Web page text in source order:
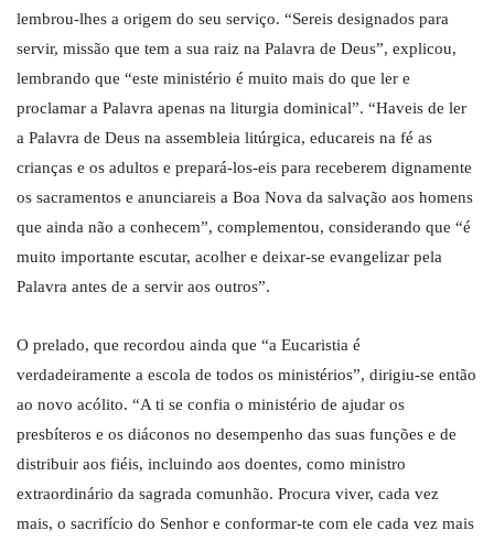
lembrou-lhes a origem do seu serviço. “Sereis designados para
servir, missão que tem a sua raiz na Palavra de Deus”, explicou,
lembrando que “este ministério é muito mais do que ler e
proclamar a Palavra apenas na liturgia dominical”. “Haveis de ler
a Palavra de Deus na assembleia litúrgica, educareis na fé as
crianças e os adultos e prepará-los-eis para receberem dignamente
os sacramentos e anunciareis a Boa Nova da salvação aos homens
que ainda não a conhecem”, complementou, considerando que “é
muito importante escutar, acolher e deixar-se evangelizar pela
Palavra antes de a servir aos outros”.
O prelado, que recordou ainda que “a Eucaristia é
verdadeiramente a escola de todos os ministérios”, dirigiu-se então
ao novo acólito. “A ti se confia o ministério de ajudar os
presbíteros e os diáconos no desempenho das suas funções e de
distribuir aos fiéis, incluindo aos doentes, como ministro
extraordinário da sagrada comunhão. Procura viver, cada vez
mais, o sacrifício do Senhor e conformar-te com ele cada vez mais